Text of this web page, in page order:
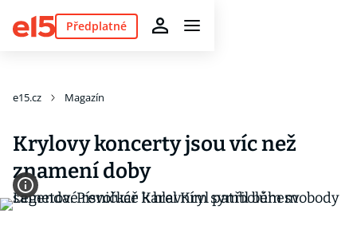
Předplatné
e15.cz Magazín
Krylovy koncerty jsou víc než
znamení doby